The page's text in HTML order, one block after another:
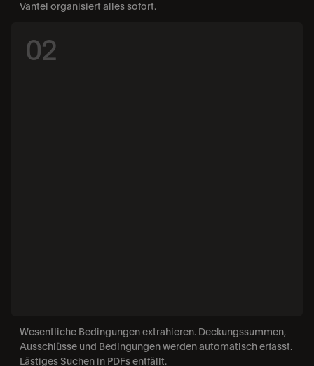
Vantel organisiert alles sofort.
02
Wesentliche Bedingungen extrahieren. Deckungssummen,
Ausschlüsse und Bedingungen werden automatisch erfasst.
Lästiges Suchen in PDFs entfällt.